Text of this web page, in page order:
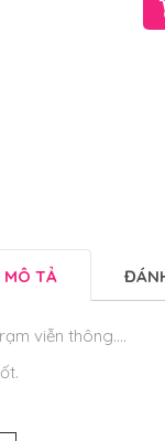
MÔ TẢ
viễn thông….